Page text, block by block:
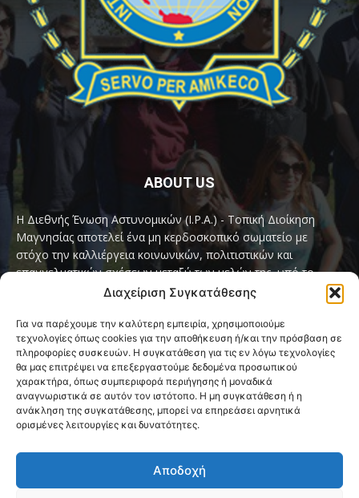
Διαχείριση Συγκατάθεσης
Για να παρέχουμε την καλύτερη εμπειρία, χρησιμοποιούμε
τεχνολογίες όπως cookies για την αποθήκευση ή/και την πρόσβαση σε
πληροφορίες συσκευών. Η συγκατάθεση για τις εν λόγω τεχνολογίες
θα μας επιτρέψει να επεξεργαστούμε δεδομένα προσωπικού
χαρακτήρα, όπως συμπεριφορά περιήγησης ή μοναδικά
αναγνωριστικά σε αυτόν τον ιστότοπο. Η μη συγκατάθεση ή η
ανάκληση της συγκατάθεσης, μπορεί να επηρεάσει αρνητικά
ορισμένες λειτουργίες και δυνατότητες.
Αποδοχή
ABOUT US
Η Διεθνής Ένωση Αστυνομικών (I.P.A.) - Τοπική Διοίκηση
Μαγνησίας αποτελεί ένα μη κερδοσκοπικό σωματείο με
στόχο την καλλιέργεια κοινωνικών, πολιτιστικών και
επαγγελματικών σχέσεων μεταξύ των μελών της, υπό το
παγκόσμιο σύνθημα «Servo per Amikeco» (Υπηρετώ δια της
Contact us:ipamagnesia@gmail.com
FOLLOW US